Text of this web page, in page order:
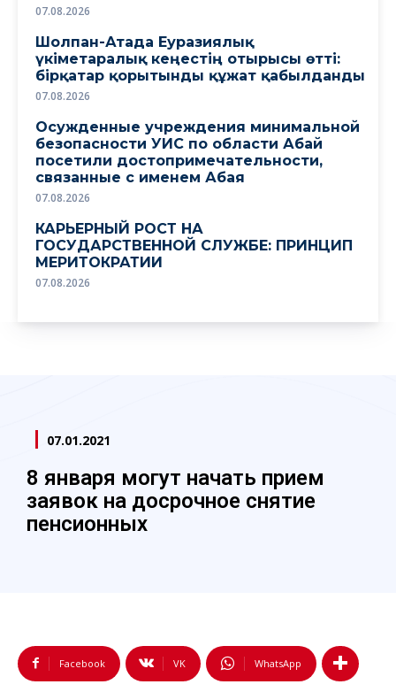
07.08.2026
Шолпан-Атада Еуразиялық
үкіметаралық кеңестің отырысы өтті:
бірқатар қорытынды құжат қабылданды
07.08.2026
Осужденные учреждения минимальной
безопасности УИС по области Абай
посетили достопримечательности,
связанные с именем Абая
07.08.2026
КАРЬЕРНЫЙ РОСТ НА
ГОСУДАРСТВЕННОЙ СЛУЖБЕ: ПРИНЦИП
МЕРИТОКРАТИИ
07.08.2026